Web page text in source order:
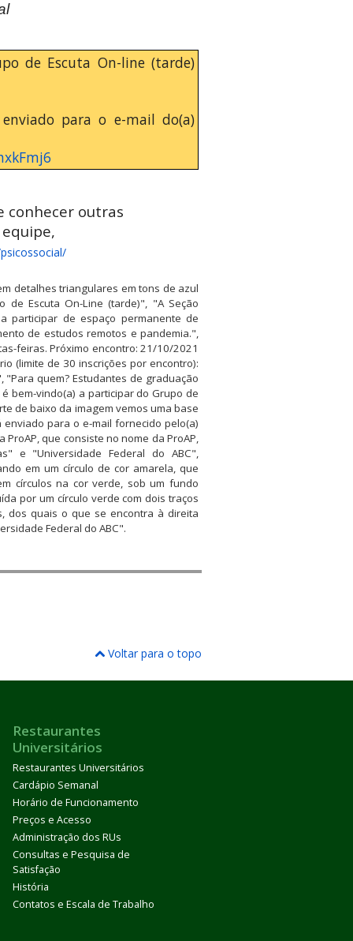
de Escuta On-line (tarde)
para o e-mail do(a)
conhecer outras
detalhes triangulares em tons de azul
Escuta On-Line (tarde)", "A Seção
participar de espaço permanente de
de estudos remotos e pandemia.",
feiras. Próximo encontro: 21/10/2021
(limite de 30 inscrições por encontro):
quem? Estudantes de graduação
bem-vindo(a) a participar do Grupo de
de baixo da imagem vemos uma base
para o e-mail fornecido pelo(a)
que consiste no nome da ProAP,
e "Universidade Federal do ABC",
em um círculo de cor amarela, que
círculos na cor verde, sob um fundo
por um círculo verde com dois traços
dos quais o que se encontra à direita
Federal do ABC".
Voltar para o topo
Restaurantes
Universitários
Restaurantes Universitários
Cardápio Semanal
Horário de Funcionamento
Preços e Acesso
Administração dos RUs
Consultas e Pesquisa de
Satisfação
História
Contatos e Escala de Trabalho